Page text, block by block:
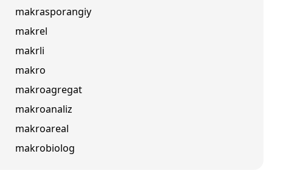
makrasporangiy
makrel
makrli
makro
makroagregat
makroanaliz
makroareal
makrobiolog